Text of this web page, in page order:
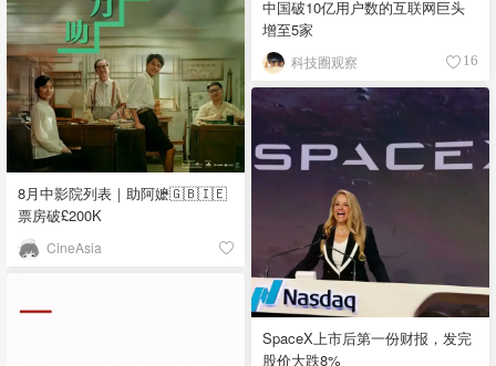
中国破10亿用户数的互联网巨头
增至5家
科技圈观察 16
8月中影院列表｜助阿嬷🇬🇧🇮🇪
票房破£200K
CineAsia
SpaceX上市后第一份财报，发完
股价大跌8%